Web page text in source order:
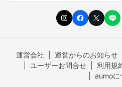
運営会社 運営からのお知らせ
ユーザーお問合せ
利用規
aumoに